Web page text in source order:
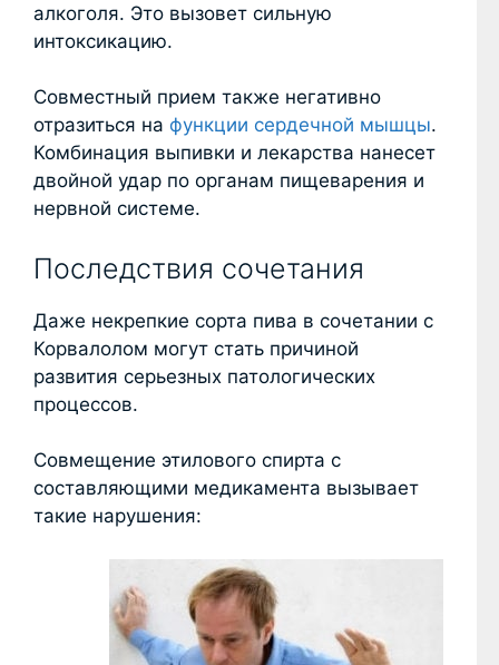
алкоголя. Это вызовет сильную
интоксикацию.
Совместный прием также негативно
отразиться на функции сердечной мышцы.
Комбинация выпивки и лекарства нанесет
двойной удар по органам пищеварения и
нервной системе.
Последствия сочетания
Даже некрепкие сорта пива в сочетании с
Корвалолом могут стать причиной
развития серьезных патологических
процессов.
Совмещение этилового спирта с
составляющими медикамента вызывает
такие нарушения: